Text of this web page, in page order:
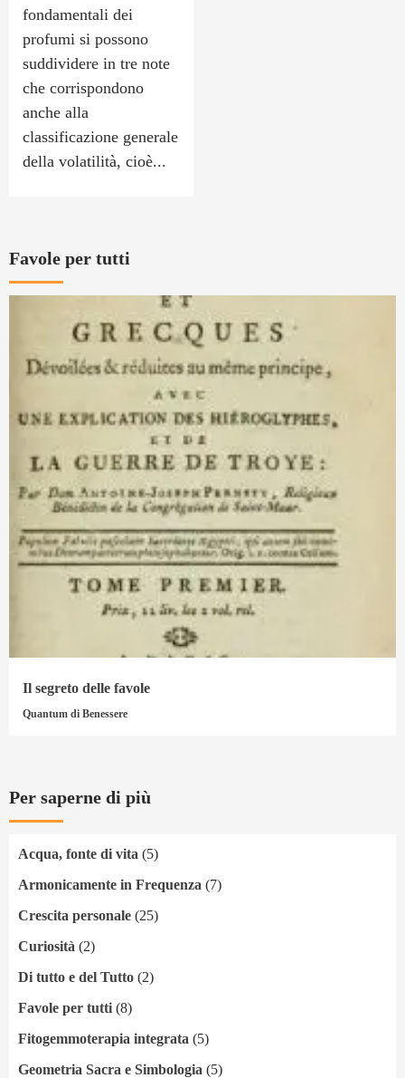
fondamentali dei
profumi si possono
suddividere in tre note
che corrispondono
anche alla
classificazione generale
della volatilità, cioè...
Favole per tutti
Il segreto delle favole
Quantum di Benessere
Per saperne di più
Acqua, fonte di vita (5)
Armonicamente in Frequenza (7)
Crescita personale (25)
Curiosità (2)
Di tutto e del Tutto (2)
Favole per tutti (8)
Fitogemmoterapia integrata (5)
Geometria Sacra e Simbologia (5)